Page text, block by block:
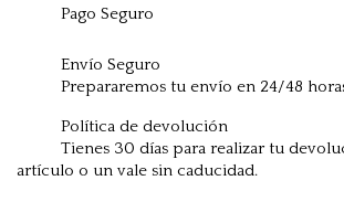
Pago Seguro
Envío Seguro
Prepararemos tu envío en 24/48
Política de devolución
Tienes 30 días para realizar tu
artículo o un vale sin caducidad.